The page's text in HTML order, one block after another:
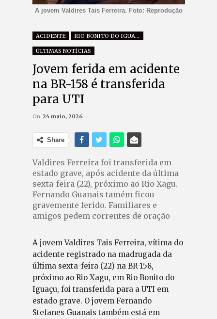
A jovem Valdires Tais Ferreira. Foto: Reprodução
ACIDENTE RIO BONITO DO IGUAÇU
ÚLTIMAS NOTÍCIAS
Jovem ferida em acidente
na BR-158 é transferida
para UTI
On 24 maio, 2026
Share
Valdires Ferreira foi transferida em
estado grave, após acidente da última
sexta-feira (22), próximo ao Rio Xagu.
Fernando Guanais tamém ficou
gravemente ferido. Familiares e
amigos pedem correntes de oração
A jovem Valdires Tais Ferreira, vítima do
acidente registrado na madrugada da
última sexta-feira (22) na BR-158,
próximo ao Rio Xagu, em Rio Bonito do
Iguaçu, foi transferida para a UTI em
estado grave. O jovem Fernando
Stefanes Guanais também está em